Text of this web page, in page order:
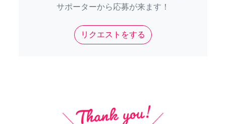
サポーターから応募が来ます！
リクエストをする